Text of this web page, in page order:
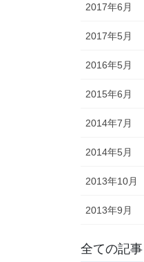
2017年6月
2017年5月
2016年5月
2015年6月
2014年7月
2014年5月
2013年10月
2013年9月
全ての記事